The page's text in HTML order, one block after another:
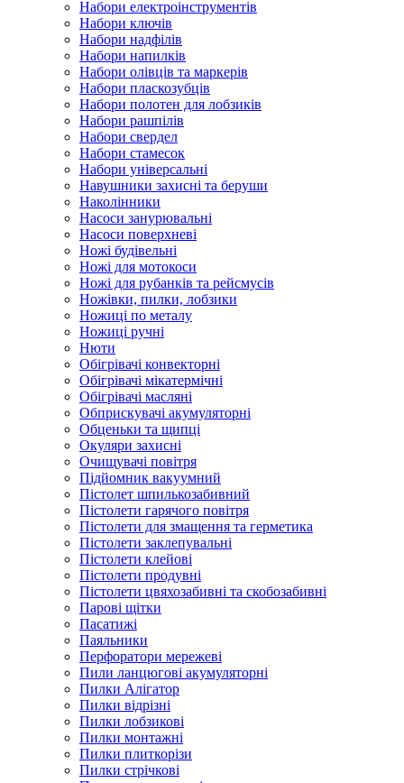
Набори електроінструментів
Набори ключів
Набори надфілів
Набори напилків
Набори олівців та маркерів
Набори пласкозубців
Набори полотен для лобзиків
Набори рашпілів
Набори свердел
Набори стамесок
Набори універсальні
Навушники захисні та беруши
Наколінники
Насоси занурювальні
Насоси поверхневі
Ножі будівельні
Ножі для мотокоси
Ножі для рубанків та рейсмусів
Ножівки, пилки, лобзики
Ножиці по металу
Ножиці ручні
Нюти
Обігрівачі конвекторні
Обігрівачі мікатермічні
Обігрівачі масляні
Обприскувачі акумуляторні
Обценьки та щипці
Окуляри захисні
Очищувачі повітря
Підйомник вакуумний
Пістолет шпилькозабивний
Пістолети гарячого повітря
Пістолети для змащення та герметика
Пістолети заклепувальні
Пістолети клейові
Пістолети продувні
Пістолети цвяхозабивні та скобозабивні
Парові щітки
Пасатижі
Паяльники
Перфоратори мережеві
Пили ланцюгові акумуляторні
Пилки Алігатор
Пилки відрізні
Пилки лобзикові
Пилки монтажні
Пилки плиткорізи
Пилки стрічкові